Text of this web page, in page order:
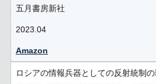
五月書房新社
2023.04
Amazon
ロシアの情報兵器としての反射統制